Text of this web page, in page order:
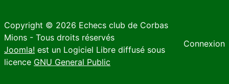
Copyright © 2026 Echecs club de Corbas
Mions - Tous droits réservés
Joomla! est un Logiciel Libre diffusé sous
licence GNU General Public
Connexion